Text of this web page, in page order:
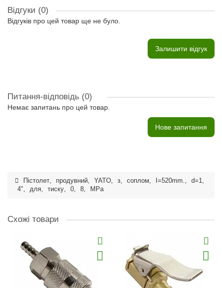
Відгуки (0)
Відгуків про цей товар ще не було.
Залишити відгук
Питання-відповідь (0)
Немає запитань про цей товар.
Нове запитання
Пістолет, продувний, YATO, з, соплом, I=520mm., d=1,
4", для, тиску, 0, 8, MPa
Схожі товари